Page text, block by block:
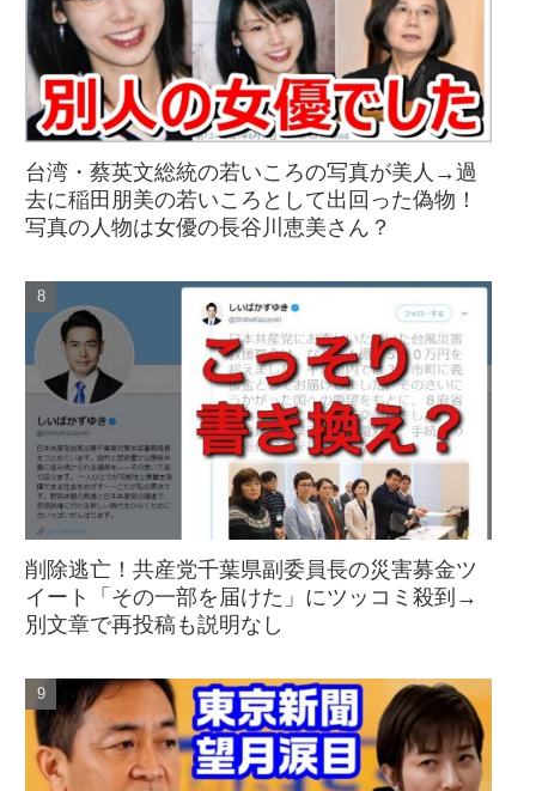
台湾・蔡英文総統の若いころの写真が美人→過
去に稲田朋美の若いころとして出回った偽物！
写真の人物は女優の長谷川恵美さん？
削除逃亡！共産党千葉県副委員長の災害募金ツ
イート「その一部を届けた」にツッコミ殺到→
別文章で再投稿も説明なし